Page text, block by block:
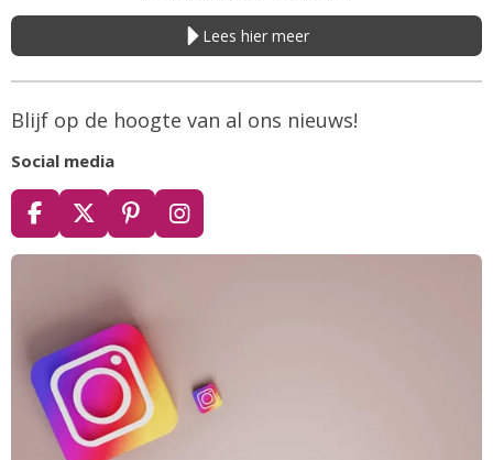
Lees hier meer
Blijf op de hoogte van al ons nieuws!
Social media
F
a
o
k
X
P
i
e
r
e
s
t
I
n
m